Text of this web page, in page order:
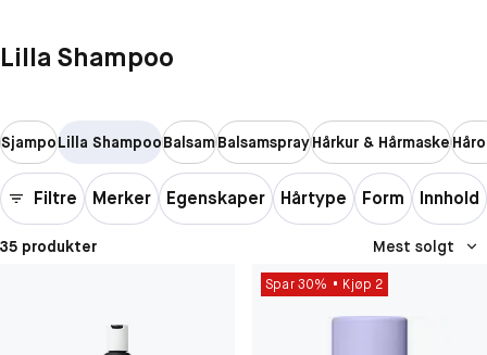
Lilla Shampoo
SjampoLilla ShampooBalsamBalsamsprayHårkur & Hårmaske
Filtre Merker Egenskaper Hårtype Form Innhold
35 produkter Mest solgt
Spar 30% Kjøp 2